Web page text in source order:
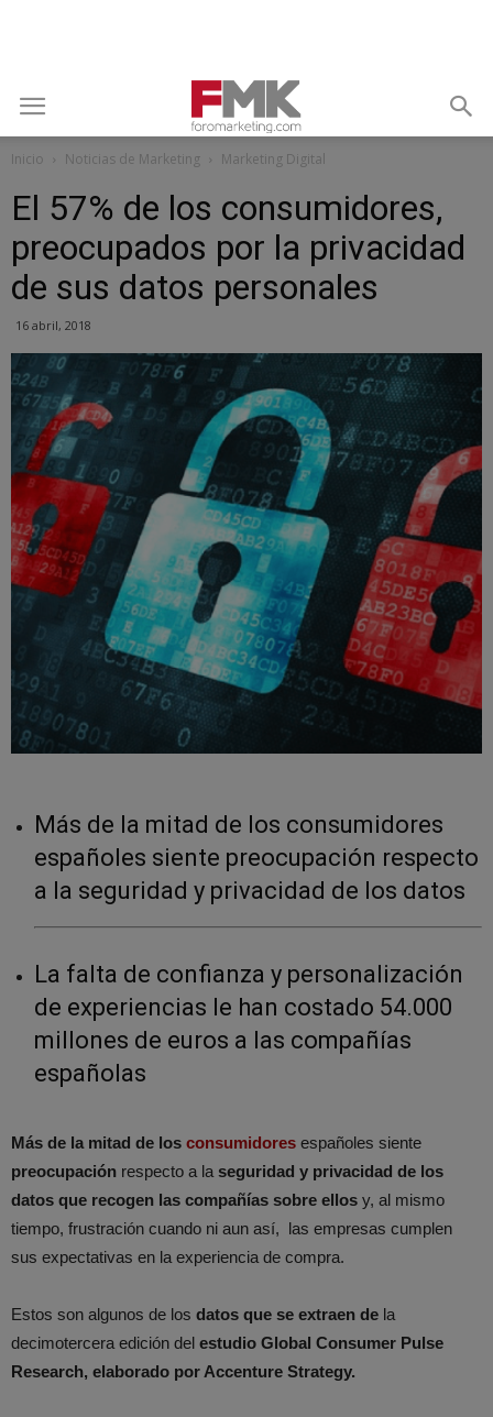
Inicio Noticias de Marketing Marketing Digital
El 57% de los consumidores,
preocupados por la privacidad
de sus datos personales
16 abril, 2018
Más de la mitad de los consumidores
españoles siente preocupación respecto
a la seguridad y privacidad de los datos
La falta de confianza y personalización
de experiencias le han costado 54.000
millones de euros a las compañías
españolas
Más de la mitad de los consumidores españoles siente
preocupación respecto a la seguridad y privacidad de los
datos que recogen las compañías sobre ellos y, al mismo
tiempo, frustración cuando ni aun así, las empresas cumplen
sus expectativas en la experiencia de compra.
Estos son algunos de los datos que se extraen de la
decimotercera edición del estudio Global Consumer Pulse
Research, elaborado por Accenture Strategy.